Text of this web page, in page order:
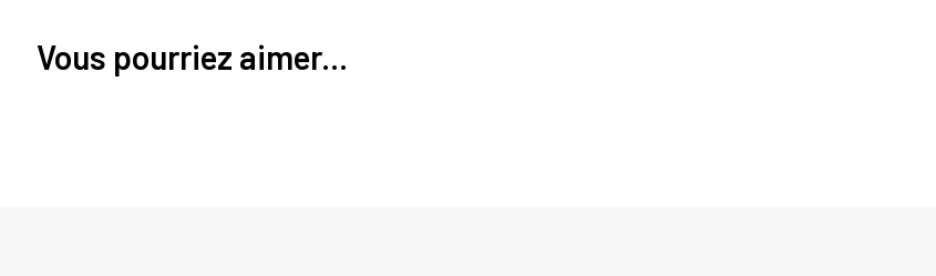
Vous pourriez aimer...